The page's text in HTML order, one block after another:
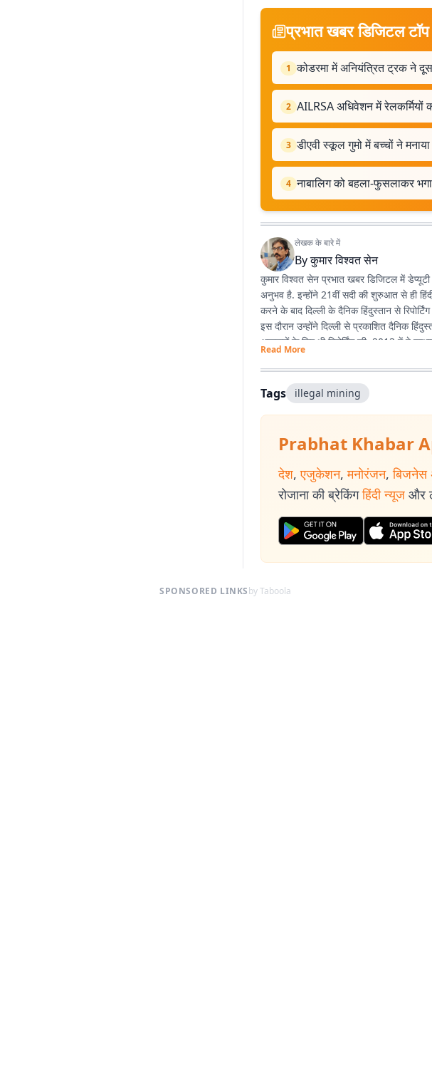
प्रभात खबर डिजिटल टॉप
1 कोडरमा में अनियंत्रित ट्रक ने
2 AILRSA अधिवेशन में रेलकर्मियों
3 डीएवी स्कूल गुमो में बच्चों ने
4 नाबालिग को बहला-फुसलाकर
लेखक के बारे में
Byकुमार विश्वत सेन
कुमार विश्वत सेन प्रभात खबर डिजिटल में
अनुभव है. इन्होंने 21वीं सदी की शुरुआत से ही हिंदी
करने के बाद दिल्ली के दैनिक हिंदुस्तान से
इस दौरान उन्होंने दिल्ली से प्रकाशित दैनिक
अखबारों के लिए भी रिपोर्टिंग की. 2013 में वे
प्रभात खबर डिजिटल में अपनी सेवाएं दे रहे हैं.
पत्रकारिता के 300 साल के इतिहास पर एक
कहानियां देश के विभिन्न पत्र-पत्रिकाओं में
Read More
Tags illegal mining
Prabhat Khabar
देश, एजुकेशन, मनोरंजन,
रोजाना की ब्रेकिंग हिंदी न्यूज और
SPONSORED LINKSby Taboola